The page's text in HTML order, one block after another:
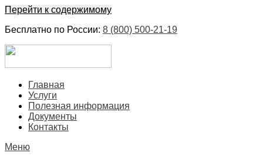
Перейти к содержимому
Бесплатно по России: 8 (800) 500-21-19
БыстроГлавная
Услуги
Полезная информация
Документы
Контакты
Меню